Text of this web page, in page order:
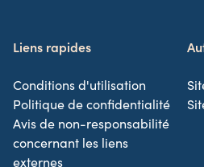
Liens rapides
Conditions d'utilisation
Politique de confidentialité
Avis de non-responsabilité
concernant les liens
externes